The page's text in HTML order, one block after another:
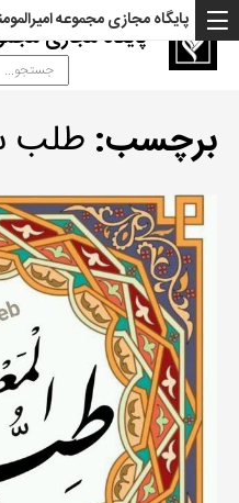
پایگاه مجازی
پایگاه مجازی مجموعه
برچسب: طلب